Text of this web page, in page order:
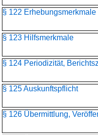
§ 122 Erhebungsmerkmale
§ 123 Hilfsmerkmale
§ 124 Periodizität,
§ 125 Auskunftspflicht
§ 126 Übermittlung,